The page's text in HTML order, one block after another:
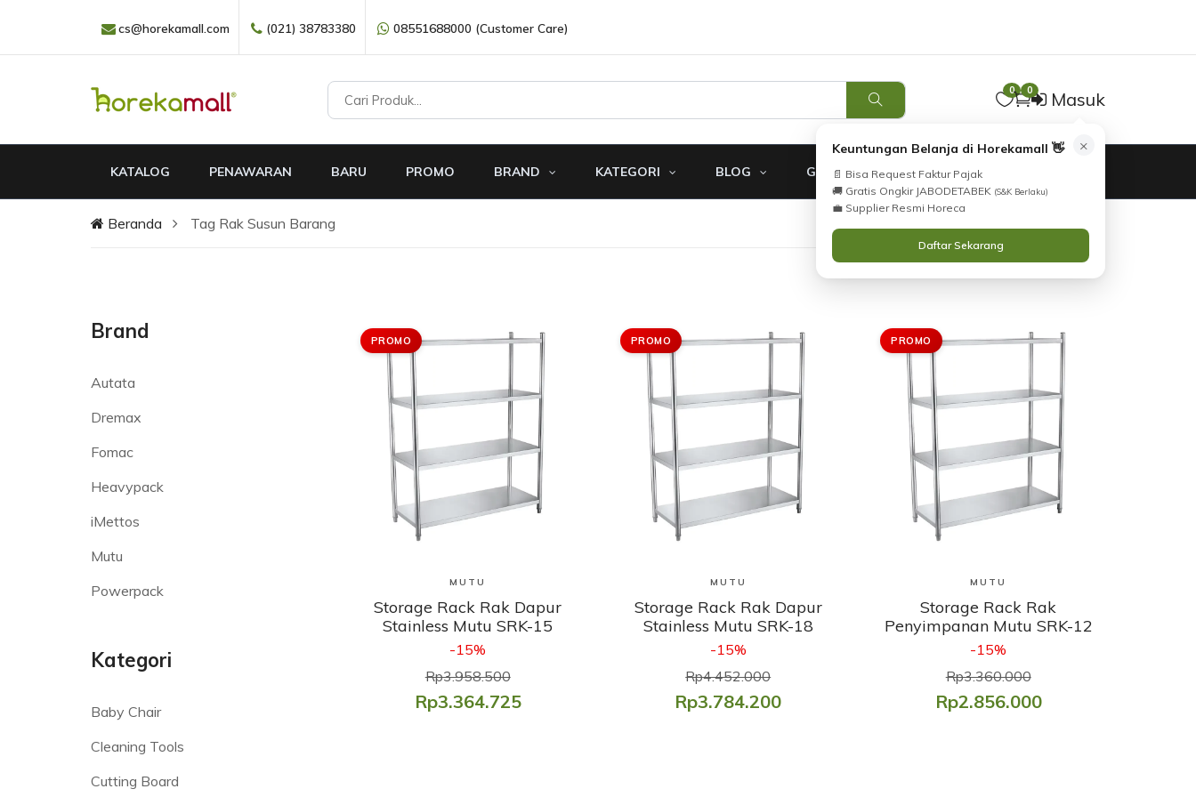
cs@horekamall.com (021) 38783380 08551688000 (Customer Care)
0 0 Masuk
×
Keuntungan Belanja di Horekamall 👋
📄 Bisa Request Faktur Pajak
🚚 Gratis Ongkir JABODETABEK (S&K Berlaku)
💼 Supplier Resmi Horeca
Daftar Sekarang
KATALOG PENAWARAN BARU PROMO BRAND KATEGORI BLOG GARANSI
Beranda Tag Rak Susun Barang
Brand
Autata
Dremax
Fomac
Heavypack
iMettos
Mutu
Powerpack
Kategori
Baby Chair
Cleaning Tools
Cutting Board
PROMO
Lihat Produk
MUTU
Storage Rack Rak Dapur
Stainless Mutu SRK-15
-15%
Rp3.958.500
Rp3.364.725
PROMO
Lihat Produk
MUTU
Storage Rack Rak Dapur
Stainless Mutu SRK-18
-15%
Rp4.452.000
Rp3.784.200
PROMO
Lihat Produk
MUTU
Storage Rack Rak
Penyimpanan Mutu SRK-12
-15%
Rp3.360.000
Rp2.856.000
Hubungi Kami.